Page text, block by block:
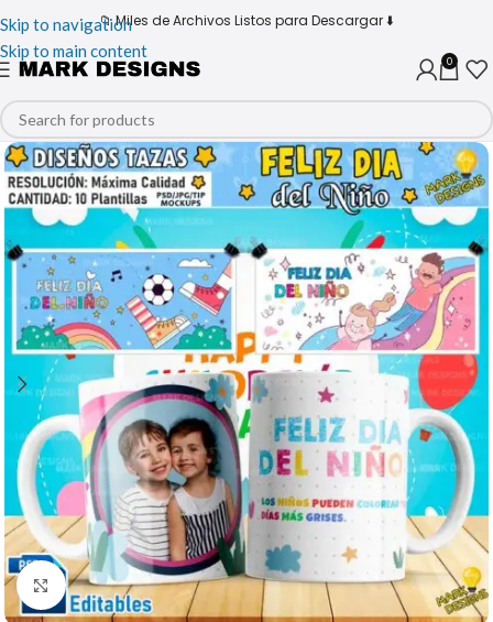
Skip to navigation
Skip to main content
📁 Miles de Archivos Listos para Descargar ⬇️
0
Click to enlarge